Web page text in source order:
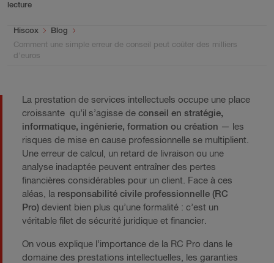
lecture
You are here:
Hiscox
Blog
Comment une simple erreur de conseil peut coûter des milliers
d’euros
La prestation de services intellectuels occupe une place
croissante qu’il s’agisse de conseil en stratégie,
informatique, ingénierie, formation ou création — les
risques de mise en cause professionnelle se multiplient.
Une erreur de calcul, un retard de livraison ou une
analyse inadaptée peuvent entraîner des pertes
financières considérables pour un client. Face à ces
aléas, la responsabilité civile professionnelle (RC
Pro) devient bien plus qu’une formalité : c’est un
véritable filet de sécurité juridique et financier.
On vous explique l’importance de la RC Pro dans le
domaine des prestations intellectuelles, les garanties